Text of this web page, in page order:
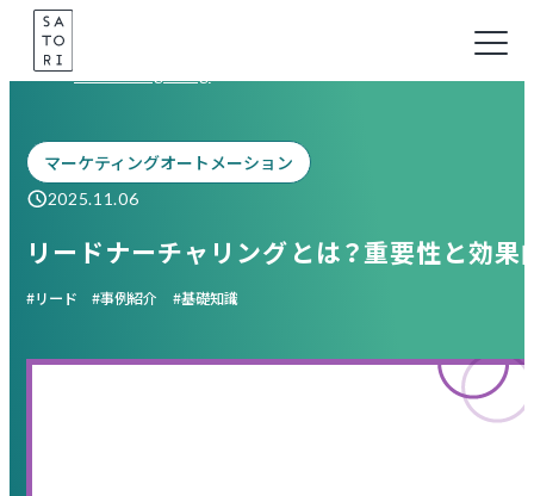
Skip
content
マーケティングオートメーション
2025.11.06
リードナーチャリングとは？重要性と効果
リード 事例紹介 基礎知識